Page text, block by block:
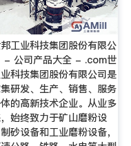
邦工业科技集团股份有限公
- 公司产品大全 - .com世
科技集团股份有限公司是
研发、生产、销售、服务
的高新技术企业。从业多
始终致力于矿山磨粉设
砂设备和工业磨粉设备，